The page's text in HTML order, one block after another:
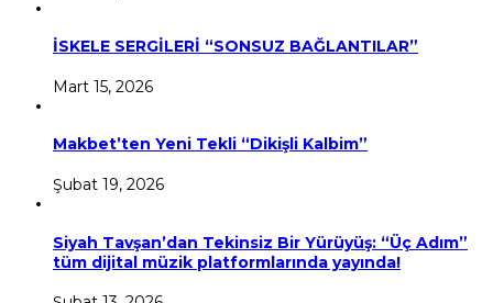
İSKELE SERGİLERİ “SONSUZ BAĞLANTILAR”
Mart 15, 2026
Makbet’ten Yeni Tekli “Dikişli Kalbim”
Şubat 19, 2026
Siyah Tavşan’dan Tekinsiz Bir Yürüyüş: “Üç Adım”
tüm dijital müzik platformlarında yayında!